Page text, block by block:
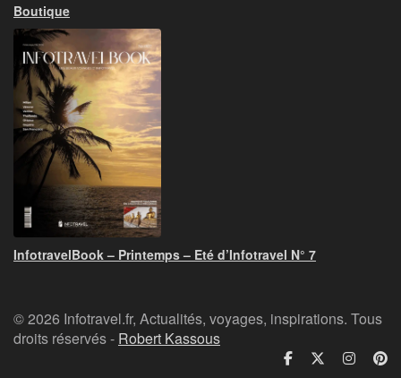
Boutique
InfotravelBook – Printemps – Eté d’Infotravel N° 7
© 2026 Infotravel.fr, Actualités, voyages, inspirations. Tous
droits réservés - Robert Kassous